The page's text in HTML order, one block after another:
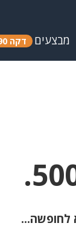
מבצעים דקה 90
לחופשה...